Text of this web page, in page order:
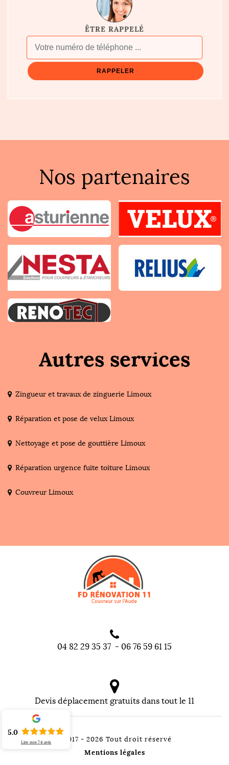
ÊTRE RAPPELÉ
Nos partenaires
Autres services
Zingueur et travaux de zinguerie Limoux
Réparation et pose de velux Limoux
Nettoyage et pose de gouttière Limoux
Réparation urgence fuite toiture Limoux
Couvreur Limoux
04 82 29 35 37 - 06 76 59 61 15
Devis déplacement gratuits dans tout le 11
©2017 - 2026 Tout droit réservé
Mentions légales
5.0
Lire nos74 avis